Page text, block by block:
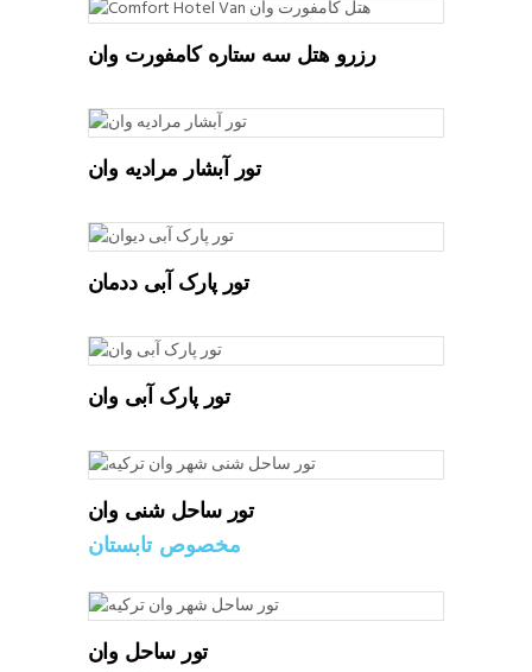
رزرو هتل سه ستاره کامفورت وان
تور آبشار مرادیه وان
تور پارک آبی ددمان
تور پارک آبی وان
تور ساحل شنی وان
مخصوص تابستان
تور ساحل وان